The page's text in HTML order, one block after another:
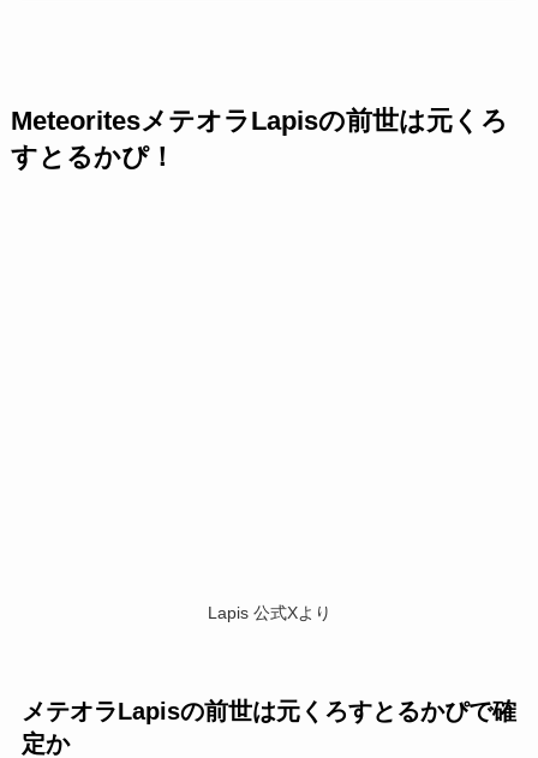
MeteoritesメテオラLapisの前世は元くろ
すとるかぴ！
Lapis 公式Xより
メテオラLapisの前世は元くろすとるかぴで確
定か